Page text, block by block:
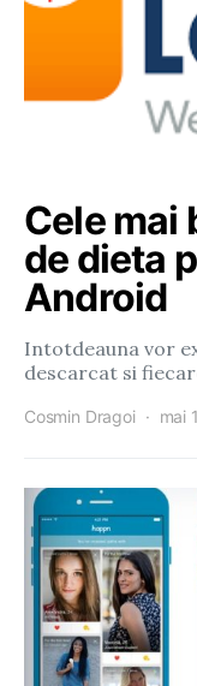
Cele mai
de dieta
Android
Intotdeauna vor
descarcat si
Cosmin Dragoi mai